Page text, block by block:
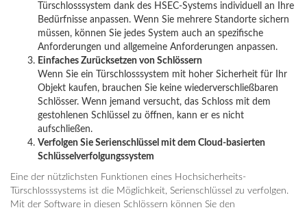
Türschlosssystem dank des HSEC-Systems individuell an Ihre
Bedürfnisse anpassen. Wenn Sie mehrere Standorte sichern
müssen, können Sie jedes System auch an spezifische
Anforderungen und allgemeine Anforderungen anpassen.
Einfaches Zurücksetzen von Schlössern
Wenn Sie ein Türschlosssystem mit hoher Sicherheit für Ihr
Objekt kaufen, brauchen Sie keine wiederverschließbaren
Schlösser. Wenn jemand versucht, das Schloss mit dem
gestohlenen Schlüssel zu öffnen, kann er es nicht
aufschließen.
Verfolgen Sie Serienschlüssel mit dem Cloud-basierten
Schlüsselverfolgungssystem
Eine der nützlichsten Funktionen eines Hochsicherheits-
Türschlosssystems ist die Möglichkeit, Serienschlüssel zu verfolgen.
Mit der Software in diesen Schlössern können Sie den